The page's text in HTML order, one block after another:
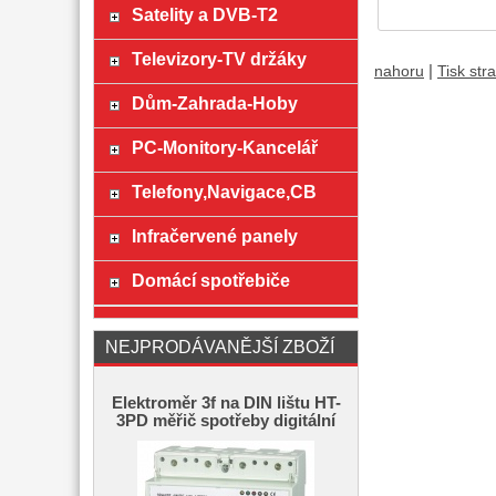
nahoru Tisk
Satelity a DVB-T2
Televizory-TV držáky
Dům-Zahrada-Hoby
PC-Monitory-Kancelář
Telefony,Navigace,CB
Infračervené panely
Domácí spotřebiče
NEJPRODÁVANĚJŠÍ ZBOŽÍ
Elektroměr 3f na DIN lištu HT-
3PD měřič spotřeby digitální